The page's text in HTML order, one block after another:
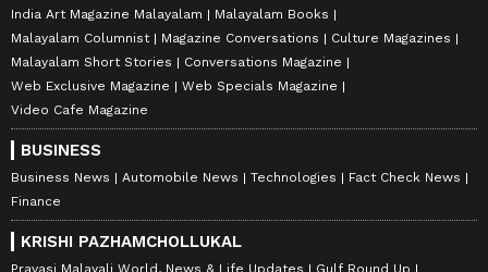
India Art Magazine Malayalam
Malayalam Books
Malayalam Columnist
Magazine Conversations
Culture Magazines
Malayalam Short Stories
Conversations Magazine
Web Exclusive Magazine
Web Specials Magazine
Video Cafe Magazine
BUSINESS
Business News Automobile News Technologies
Fact Check News
Finance
KRISHI PAZHAMCHOLLUKAL
Pravasi Malayali World, News & Life Updates Gulf Round Up